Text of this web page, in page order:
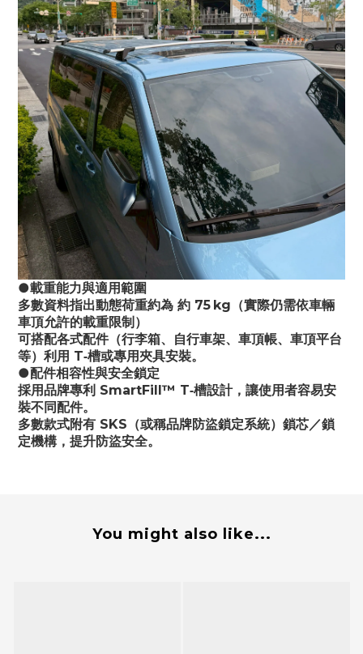
●載重能力與適用範圍
多數資料指出動態荷重約為 約 75 kg（實際仍需依車輛
車頂允許的載重限制）
可搭配各式配件（行李箱、自行車架、車頂帳、車頂平台
等）利用 T‑槽或專用夾具安裝。
●配件相容性與安全鎖定
採用品牌專利 SmartFill™ T‑槽設計，讓使用者容易安
裝不同配件。
多數款式附有 SKS（或稱品牌防盜鎖定系統）鎖芯／鎖
定機構，提升防盜安全。
You might also like...